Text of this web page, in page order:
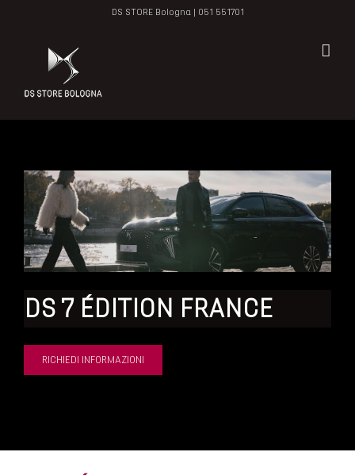
contenuto
DS STORE Bologna | 051 551701
DS 7 ÉDITION FRANCE
RICHIEDI INFORMAZIONI